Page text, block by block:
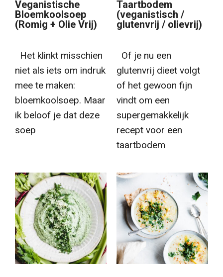
Veganistische
Bloemkoolsoep
(Romig + Olie Vrij)
Het klinkt misschien
niet als iets om indruk
mee te maken:
bloemkoolsoep. Maar
ik beloof je dat deze
soep
Taartbodem
(veganistisch /
glutenvrij / olievrij)
Of je nu een
glutenvrij dieet volgt
of het gewoon fijn
vindt om een
supergemakkelijk
recept voor een
taartbodem